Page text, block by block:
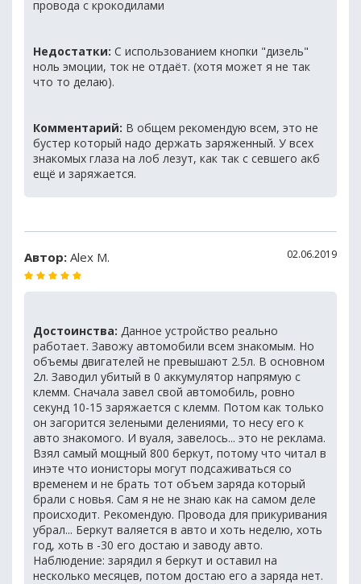
провода с крокодилами
Недостатки: С использованием кнопки "дизель"
ноль эмоции, ток не отдаёт. (хотя может я не так
что то делаю).
Комментарий: В общем рекомендую всем, это не
бустер который надо держать заряженный. У всех
знакомых глаза на лоб лезут, как так с севшего акб
ещё и заряжается.
Автор: Alex M. 02.06.2019
Достоинства: Данное устройство реально
работает. Завожу автомобили всем знакомым. Но
объемы двигателей не превышают 2.5л. В основном
2л. Заводил убитый в 0 аккумулятор напрямую с
клемм. Сначала завел свой автомобиль, ровно
секунд 10-15 заряжается с клемм. Потом как только
он загорится зелеными делениями, то несу его к
авто знакомого. И вуаля, завелось... это не реклама.
Взял самый мощный 800 беркут, потому что читал в
инэте что ионисторы могут подсаживаться со
временем и не брать тот объем заряда который
брали с новья. Сам я не не знаю как на самом деле
происходит. Рекомендую. Провода для прикуривания
убрал... Беркут валяется в авто и хоть неделю, хоть
год, хоть в -30 его достаю и заводу авто.
Наблюдение: зарядил я беркут и оставил на
несколько месяцев, потом достаю его а заряда нет.